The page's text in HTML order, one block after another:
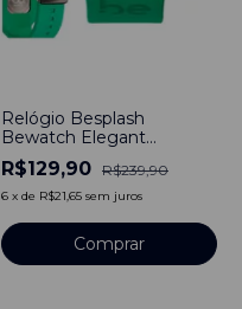
Relógio Besplash
Bewatch Elegant
Turquesa
R$129,90 R$239,90
6 x de R$21,65 sem juros